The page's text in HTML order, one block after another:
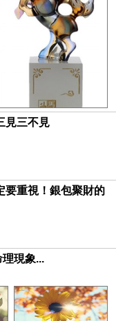
見三不見
要重視！銀包聚財的
現象...